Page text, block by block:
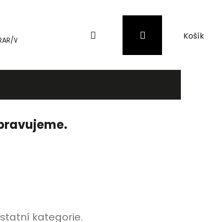
WinRAR Záložní zdroje (UPS) a přepěťové
PřihlášeníNákupní
košík
kategorie.